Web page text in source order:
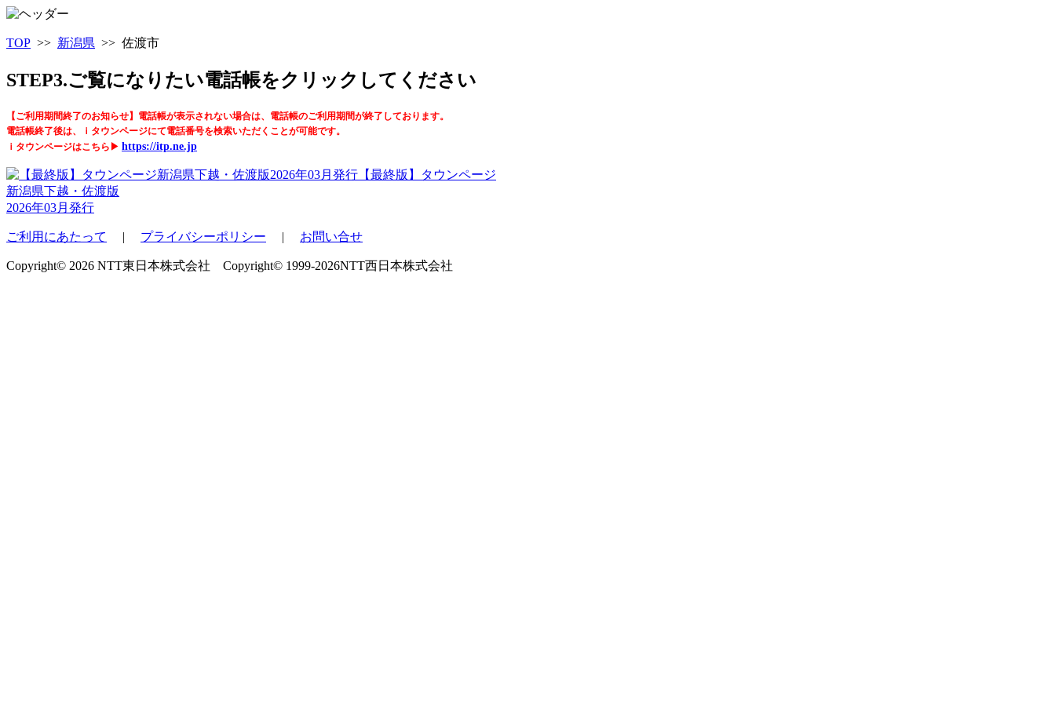
TOP >> 新潟県 >> 佐渡市
STEP3.ご覧になりたい電話帳をクリックしてください
【ご利用期間終了のお知らせ】電話帳が表示されない場合は、電話帳のご利用期間が終了しております。
電話帳終了後は、ｉタウンページにて電話番号を検索いただくことが可能です。
ｉタウンページはこちら▶ https://itp.ne.jp
【最終版】タウンページ
新潟県下越・佐渡版
2026年03月発行
ご利用にあたって | プライバシーポリシー | お問い合せ
Copyright© 2026 NTT東日本株式会社 Copyright© 1999-2026NTT西日本株式会社